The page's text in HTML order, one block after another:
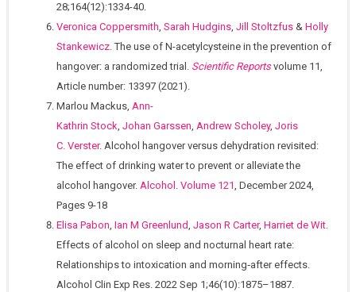
28;164(12):1334-40.
Veronica Coppersmith, Sarah Hudgins, Jill Stoltzfus & Holly
Stankewicz. The use of N-acetylcysteine in the prevention of
hangover: a randomized trial. Scientific Reportsvolume 11,
Article number: 13397 (2021).
Marlou Mackus, Ann-
Kathrin Stock, Johan Garssen, Andrew Scholey, Joris
C. Verster. Alcohol hangover versus dehydration revisited:
The effect of drinking water to prevent or alleviate the
alcohol hangover. Alcohol . Volume 121, December 2024,
Pages 9-18
Elisa Pabon, Ian M Greenlund, Jason R Carter, Harriet de Wit.
Effects of alcohol on sleep and nocturnal heart rate:
Relationships to intoxication and morning‐after effects.
Alcohol Clin Exp Res. 2022 Sep 1;46(10):1875–1887.